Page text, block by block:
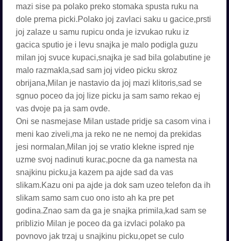
mazi sise pa polako preko stomaka spusta ruku na
dole prema picki.Polako joj zavlaci saku u gacice,prsti
joj zalaze u samu rupicu onda je izvukao ruku iz
gacica sputio je i levu snajka je malo podigla guzu
milan joj svuce kupaci,snajka je sad bila golabutine je
malo razmakla,sad sam joj video picku skroz
obrijana,Milan je nastavio da joj mazi klitoris,sad se
sgnuo poceo da joj lize picku ja sam samo rekao ej
vas dvoje pa ja sam ovde.
Oni se nasmejase Milan ustade pridje sa casom vina i
meni kao ziveli,ma ja reko ne ne nemoj da prekidas
jesi normalan,Milan joj se vratio klekne ispred nje
uzme svoj nadinuti kurac,pocne da ga namesta na
snajkinu picku,ja kazem pa ajde sad da vas
slikam.Kazu oni pa ajde ja dok sam uzeo telefon da ih
slikam samo sam cuo ono isto ah ka pre pet
godina.Znao sam da ga je snajka primila,kad sam se
priblizio Milan je poceo da ga izvlaci polako pa
povnovo jak trzaj u snajkinu picku,opet se culo